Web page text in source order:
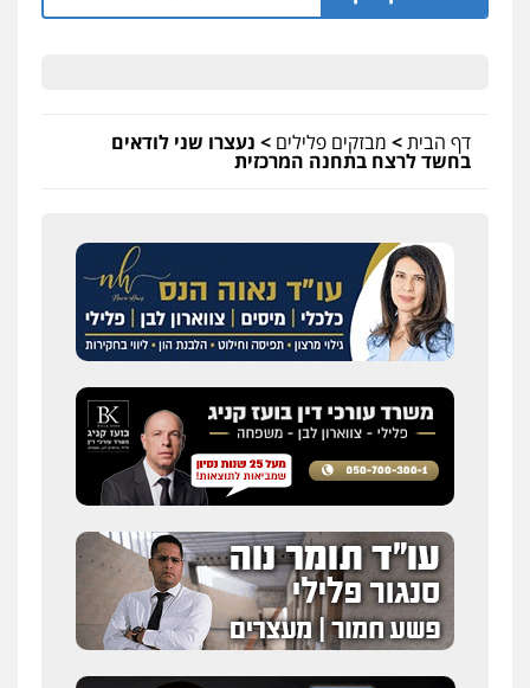
דף הבית> מבזקים פלילים > נעצרו שני לודאים
בחשד לרצח בתחנה המרכזית